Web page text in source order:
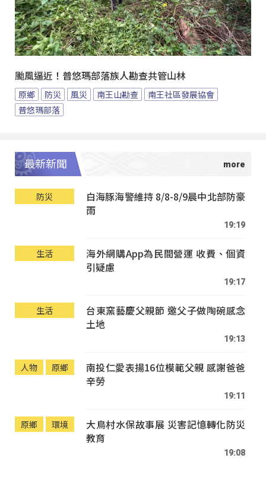
颱風逼近！普悠瑪部落族人勘查共管山林
原鄉 防災 風災 南王山勘查
南王社區發展協會
普悠瑪部落
最新新聞
防災
白海豚海警維持 8/8-8/9晨中北部防豪
雨
19:19
生活
海外網購App為民間營運 收費、個資
引疑慮
19:17
生活
台東窯藝慶父親節 邀父子做陶碗感念
土地
19:13
人物 原鄉
南投仁愛表揚16位模範父親 感謝爸爸
辛勞
19:11
原鄉 環境
大鳥村水保故事展 災害記憶轉化防災
教育
19:08